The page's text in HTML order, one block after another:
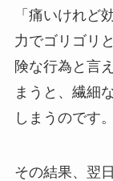
「痛いけれど
力でゴリゴリ
険な行為と言
まうと、繊細
しまうのです。
その結果、翌